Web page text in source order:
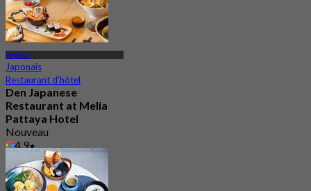
Pattaya
Japonais
Restaurant d'hôtel
Den Japanese
Restaurant at Melia
Pattaya Hotel
Nouveau
4.9
฿ 499